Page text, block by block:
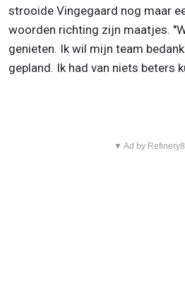
strooide Vingegaard nog maar
woorden richting zijn maatjes.
genieten. Ik wil mijn team
gepland. Ik had van niets beters
▼ Ad by